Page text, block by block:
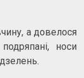
а довелося
носи